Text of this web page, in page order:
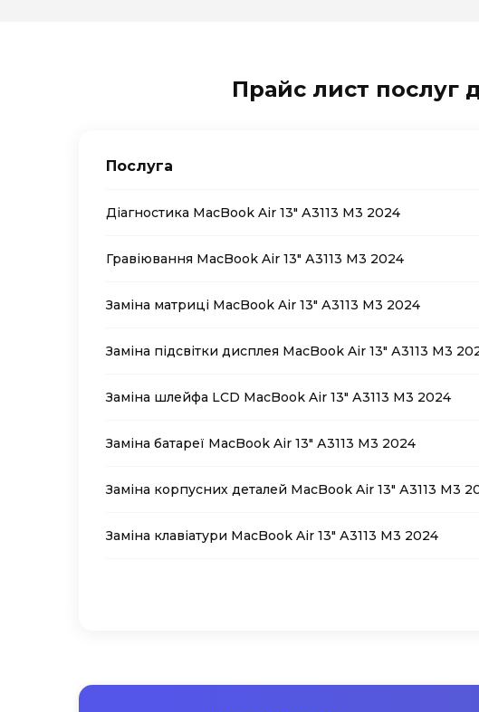
Прайс лист послуг
Послуга
Діагностика MacBook Air 13″ А3113 M3 2024
Гравіювання MacBook Air 13″ А3113 M3 2024
Заміна матриці MacBook Air 13″ А3113 M3 2024
Заміна підсвітки дисплея MacBook Air 13″ А3113 M3
Заміна шлейфа LCD MacBook Air 13″ А3113 M3 2024
Заміна батареї MacBook Air 13″ А3113 M3 2024
Заміна корпусних деталей MacBook Air 13″ А3113 M3
Заміна клавіатури MacBook Air 13″ А3113 M3 2024